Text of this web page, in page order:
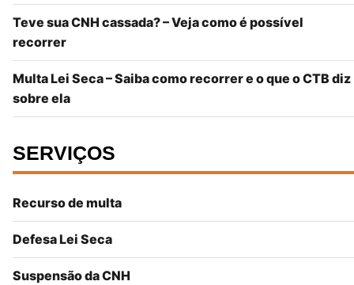
Teve sua CNH cassada? – Veja como é possível
recorrer
Multa Lei Seca – Saiba como recorrer e o que o CTB diz
sobre ela
SERVIÇOS
Recurso de multa
Defesa Lei Seca
Suspensão da CNH